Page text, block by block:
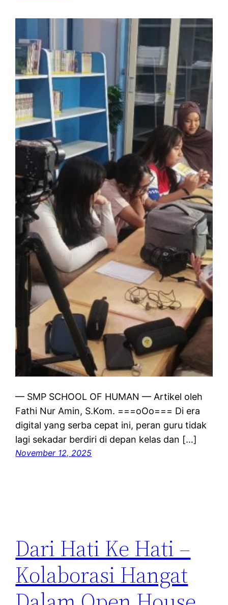
— SMP SCHOOL OF HUMAN — Artikel oleh
Fathi Nur Amin, S.Kom. ===oOo=== Di era
digital yang serba cepat ini, peran guru tidak
lagi sekadar berdiri di depan kelas dan […]
November 12, 2025
Dari Hati Ke Hati –
Kolaborasi Hangat